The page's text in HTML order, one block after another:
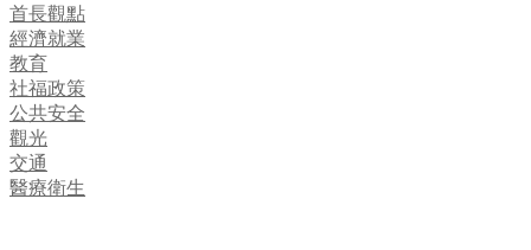
首長觀點
經濟就業
教育
社福政策
公共安全
觀光
交通
醫療衛生